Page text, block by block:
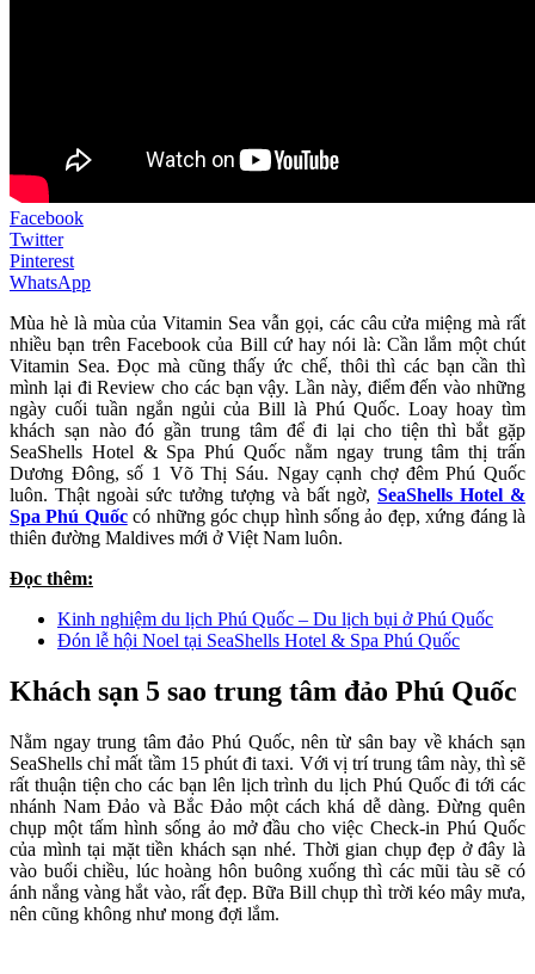
Facebook
Twitter
Pinterest
WhatsApp
Mùa hè là mùa của Vitamin Sea vẫn gọi, các câu cửa miệng mà rất
nhiều bạn trên Facebook của Bill cứ hay nói là: Cần lắm một chút
Vitamin Sea. Đọc mà cũng thấy ức chế, thôi thì các bạn cần thì
mình lại đi Review cho các bạn vậy. Lần này, điểm đến vào những
ngày cuối tuần ngắn ngủi của Bill là Phú Quốc. Loay hoay tìm
khách sạn nào đó gần trung tâm để đi lại cho tiện thì bắt gặp
SeaShells Hotel & Spa Phú Quốc nằm ngay trung tâm thị trấn
Dương Đông, số 1 Võ Thị Sáu. Ngay cạnh chợ đêm Phú Quốc
luôn. Thật ngoài sức tưởng tượng và bất ngờ, SeaShells Hotel &
Spa Phú Quốccó những góc chụp hình sống ảo đẹp, xứng đáng là
thiên đường Maldives mới ở Việt Nam luôn.
Đọc thêm:
Kinh nghiệm du lịch Phú Quốc – Du lịch bụi ở Phú Quốc
Đón lễ hội Noel tại SeaShells Hotel & Spa Phú Quốc
Khách sạn 5 sao trung tâm đảo Phú Quốc
Nằm ngay trung tâm đảo Phú Quốc, nên từ sân bay về khách sạn
SeaShells chỉ mất tầm 15 phút đi taxi. Với vị trí trung tâm này, thì sẽ
rất thuận tiện cho các bạn lên lịch trình du lịch Phú Quốc đi tới các
nhánh Nam Đảo và Bắc Đảo một cách khá dễ dàng. Đừng quên
chụp một tấm hình sống ảo mở đầu cho việc Check-in Phú Quốc
của mình tại mặt tiền khách sạn nhé. Thời gian chụp đẹp ở đây là
vào buổi chiều, lúc hoàng hôn buông xuống thì các mũi tàu sẽ có
ánh nắng vàng hắt vào, rất đẹp. Bữa Bill chụp thì trời kéo mây mưa,
nên cũng không như mong đợi lắm.